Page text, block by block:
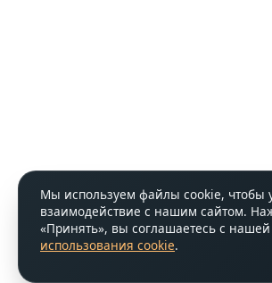
Мы используем файлы cookie, чтобы
взаимодействие с нашим сайтом.
«Принять», вы соглашаетесь с нашей
использования cookie.